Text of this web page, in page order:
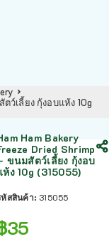
ว์เลี้ยง กุ้งอบแห้ง 10g
Ham Bakery
Dried Shrimp
ขนมสัตว์เลี้ยง กุ้งอบ
ห้ง 10g (315055)
หัสสินค้า: 315055
35